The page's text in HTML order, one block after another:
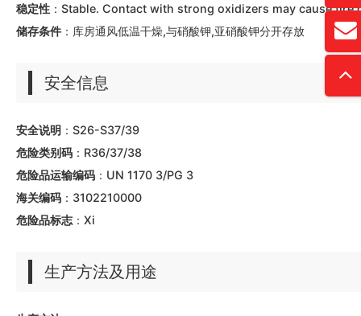
稳定性 ：Stable. Contact with strong oxidizers may cause
储存条件：库房通风低温干燥,与硝酸钾,亚硝酸钾分开存放
安全信息
安全说明 ：S26-S37/39
危险类别码 ：R36/37/38
危险品运输编码 ：UN 1170 3/PG 3
海关编码 ：3102210000
危险品标志 ：Xi
生产方法及用途
扫